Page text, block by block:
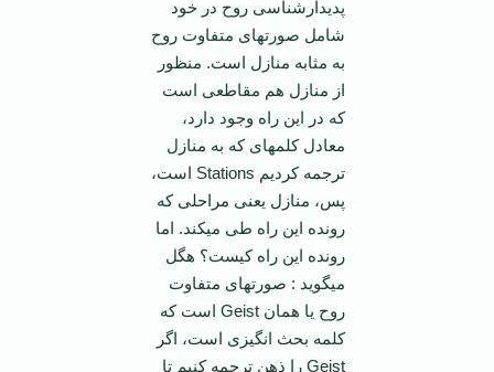
پدیدارشناسی روح در خود
شامل صورتهای متفاوت روح
به مثابه منازل است. منظور
از منازل هم مقاطعی است
که در این راه وجود دارد،
معادل کلمه­ای که به منازل
ترجمه کردیم Stations است،
پس، منازل یعنی مراحلی که
رونده این راه طی می­کند. اما
رونده این راه کیست؟ هگل
می­گوید : صورتهای متفاوت
روح یا همان Geist است که
کلمه بحث انگیزی است، اگر
Geist را ذهن ترجمه کنیم تا